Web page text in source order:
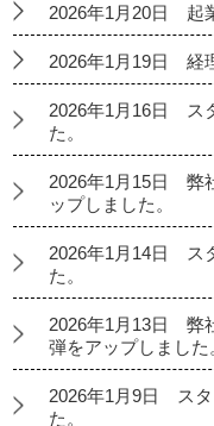
2026年1月20日 起
2026年1月19日 経
2026年1月16日 ス
た。
2026年1月15日 弊
ップしました。
2026年1月14日 ス
た。
2026年1月13日 弊
弾をアップしました
2026年1月9日 スタ
た。